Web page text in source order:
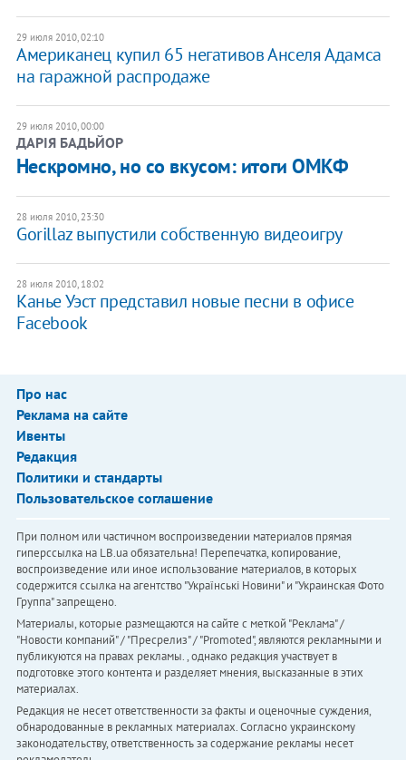
29 июля 2010, 02:10
Американец купил 65 негативов Анселя Адамса
на гаражной распродаже
29 июля 2010, 00:00
ДАРІЯ БАДЬЙОР
Нескромно, но со вкусом: итоги ОМКФ
28 июля 2010, 23:30
Gorillaz выпустили собственную видеоигру
28 июля 2010, 18:02
Канье Уэст представил новые песни в офисе
Facebook
Про нас
Реклама на сайте
Ивенты
Редакция
Политики и стандарты
Пользовательское соглашение
При полном или частичном воспроизведении материалов прямая
гиперссылка на LB.ua обязательна! Перепечатка, копирование,
воспроизведение или иное использование материалов, в которых
содержится ссылка на агентство "Українськi Новини" и "Украинская Фото
Группа" запрещено.
Материалы, которые размещаются на сайте с меткой "Реклама" /
"Новости компаний" / "Пресрелиз" / "Promoted", являются рекламными и
публикуются на правах рекламы. , однако редакция участвует в
подготовке этого контента и разделяет мнения, высказанные в этих
материалах.
Редакция не несет ответственности за факты и оценочные суждения,
обнародованные в рекламных материалах. Согласно украинскому
законодательству, ответственность за содержание рекламы несет